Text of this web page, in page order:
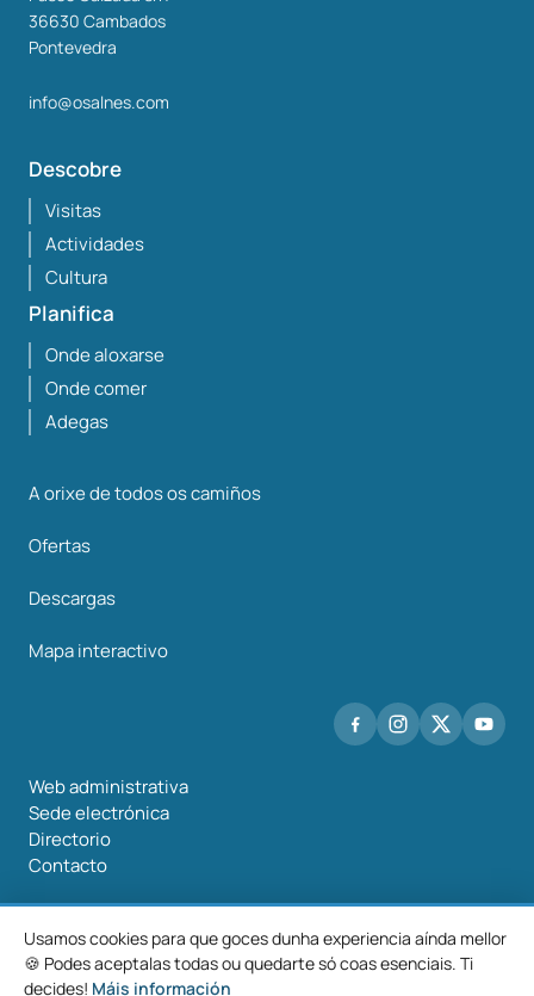
36630 Cambados
Pontevedra
info@osalnes.com
Descobre
Visitas
Actividades
Cultura
Planifica
Onde aloxarse
Onde comer
Adegas
A orixe de todos os camiños
Ofertas
Descargas
Mapa interactivo
Web administrativa
Sede electrónica
Directorio
Contacto
©2026 Mancomunidade O Salnés
Usamos cookies para que goces dunha experiencia aínda mellor
🍪 Podes aceptalas todas ou quedarte só coas esenciais. Ti
decides! Máis información